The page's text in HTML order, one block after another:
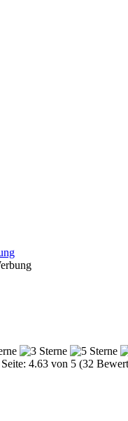
4.63 von 5 (32